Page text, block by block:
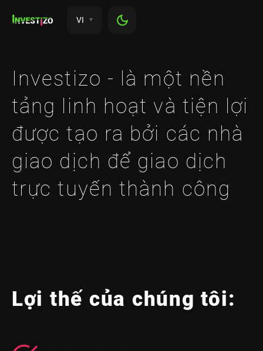
VI
Investizo - là một nền
tảng linh hoạt và tiện lợi
được tạo ra bởi các nhà
giao dịch để giao dịch
trực tuyến thành công
Lợi thế của chúng tôi: